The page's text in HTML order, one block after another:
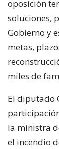
oposición
soluciones,
Gobierno y
metas,
miles de
El diputado
la ministra
el incendio